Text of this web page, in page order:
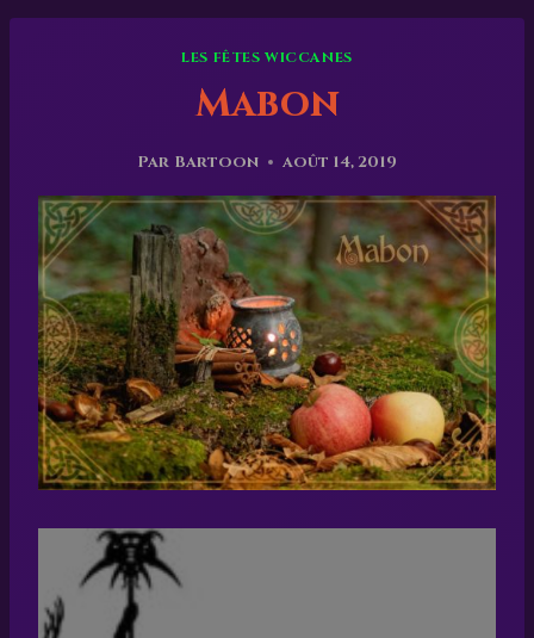
LES FÊTES WICCANES
Mabon
Par Bartoon août 14, 2019